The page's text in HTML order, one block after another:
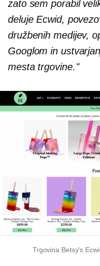
zato sem porabil
deluje Ecwid,
družbenih medijev,
Googlom in
mesta trgovine."
Trgovina Betsy's